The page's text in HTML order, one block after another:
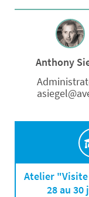
Anthony
Atelier
28 au 30